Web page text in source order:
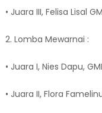
• Juara III, Felisa Lisal
2. Lomba Mewarnai :
• Juara I, Nies Dapu,
• Juara II, Flora